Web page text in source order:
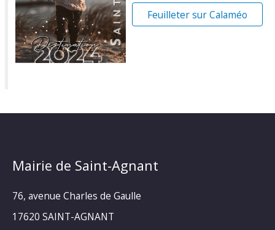
Feuilleter sur Calaméo
Mairie de Saint-Agnant
76, avenue Charles de Gaulle
17620 SAINT-AGNANT